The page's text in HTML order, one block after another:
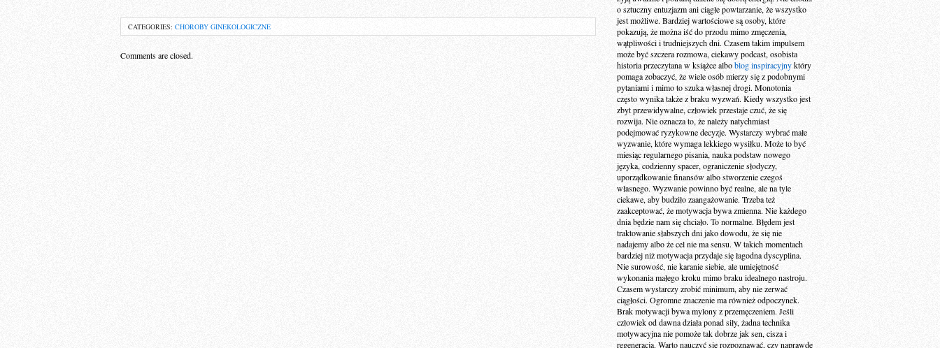
CATEGORIES: CHOROBY GINEKOLOGICZNE
Comments are closed.
o sztuczny entuzjazm ani ciągłe powtarzanie, że wszystko
jest możliwe. Bardziej wartościowe są osoby, które
pokazują, że można iść do przodu mimo zmęczenia,
wątpliwości i trudniejszych dni. Czasem takim impulsem
może być szczera rozmowa, ciekawy podcast, osobista
historia przeczytana w książce alboblog inspiracyjnyktóry
pomaga zobaczyć, że wiele osób mierzy się z podobnymi
pytaniami i mimo to szuka własnej drogi. Monotonia
często wynika także z braku wyzwań. Kiedy wszystko jest
zbyt przewidywalne, człowiek przestaje czuć, że się
rozwija. Nie oznacza to, że należy natychmiast
podejmować ryzykowne decyzje. Wystarczy wybrać małe
wyzwanie, które wymaga lekkiego wysiłku. Może to być
miesiąc regularnego pisania, nauka podstaw nowego
języka, codzienny spacer, ograniczenie słodyczy,
uporządkowanie finansów albo stworzenie czegoś
własnego. Wyzwanie powinno być realne, ale na tyle
ciekawe, aby budziło zaangażowanie. Trzeba też
zaakceptować, że motywacja bywa zmienna. Nie każdego
dnia będzie nam się chciało. To normalne. Błędem jest
traktowanie słabszych dni jako dowodu, że się nie
nadajemy albo że cel nie ma sensu. W takich momentach
bardziej niż motywacja przydaje się łagodna dyscyplina.
Nie surowość, nie karanie siebie, ale umiejętność
wykonania małego kroku mimo braku idealnego nastroju.
Czasem wystarczy zrobić minimum, aby nie zerwać
ciągłości. Ogromne znaczenie ma również odpoczynek.
Brak motywacji bywa mylony z przemęczeniem. Jeśli
człowiek od dawna działa ponad siły, żadna technika
motywacyjna nie pomoże tak dobrze jak sen, cisza i
regeneracja. Warto nauczyć się rozpoznawać, czy naprawdę